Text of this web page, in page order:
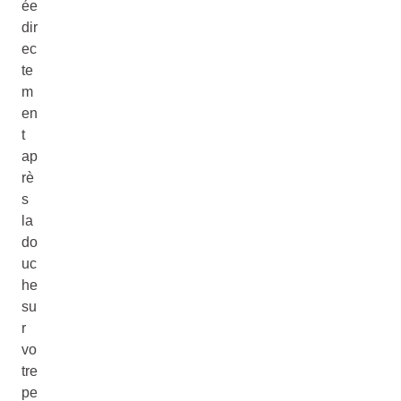
ée
dir
ec
te
m
en
t
ap
rè
s
la
do
uc
he
su
r
vo
tre
pe